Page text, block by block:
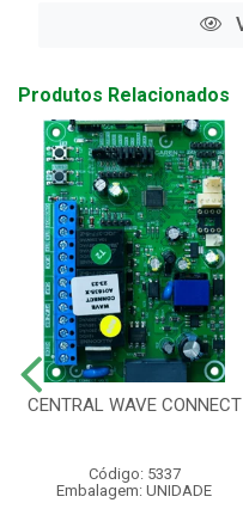
Produtos Relacionados
CENTRAL WAVE CONNECT
Código: 5337
Embalagem: UNIDADE